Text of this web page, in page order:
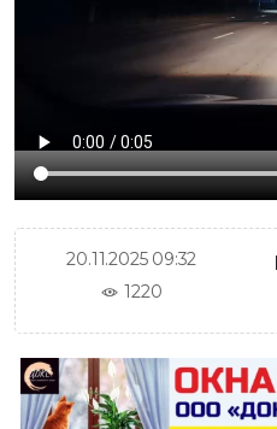
20.11.2025 09:32
1220